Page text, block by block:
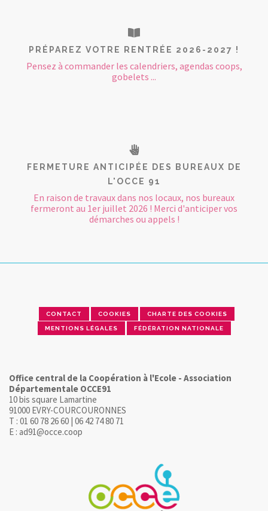
PRÉPAREZ VOTRE RENTRÉE 2026-2027 !
Pensez à commander les calendriers, agendas coops,
gobelets ...
FERMETURE ANTICIPÉE DES BUREAUX DE
L'OCCE 91
En raison de travaux dans nos locaux, nos bureaux
fermeront au 1er juillet 2026 ! Merci d'anticiper vos
démarches ou appels !
CONTACT COOKIES CHARTE DES COOKIES
MENTIONS LÉGALES FÉDÉRATION NATIONALE
Office central de la Coopération à l'Ecole - Association
Départementale OCCE91
10 bis square Lamartine
91000 EVRY-COURCOURONNES
T : 01 60 78 26 60 | 06 42 74 80 71
E : ad91@occe.coop